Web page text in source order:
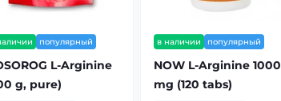
популярный
L-Arginine
g, pure)
в наличии популярный
NOW L-Arginine 1000
mg (120 tabs)